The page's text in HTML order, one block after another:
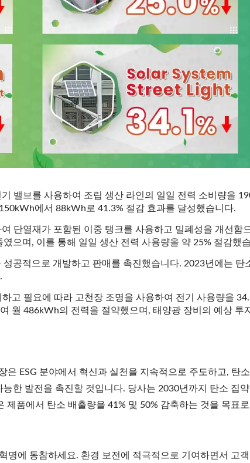
밸브를 사용하여 조립 생산 라인의 일일 전력 소비량을
에서 88kWh로 41.3% 절감 효과를 달성했습니다.
단열재가 포함된 이중 탱크를 사용하고 밀폐성을 개선함
으며, 이를 통해 일일 생산 전력 사용량을 약 25% 절감했
공적으로 개발하고 판매를 촉진했습니다. 2023년에는 탄
고 필요에 따라 고천장 조명을 사용하여 전기 사용량을
월 486kWh의 전력을 절약했으며, 태양광 장비의 예상 투
은 ESG 분야에서 혁신과 실천을 지속적으로 주도하고, 탄
한 발전을 촉진할 것입니다. 당사는 2030년까지 탄소 집
제품에서 탄소 배출량을 41% 및 50% 감축하는 것을 목표
명에 동참하세요. 환경 보전에 적극적으로 기여하면서 고